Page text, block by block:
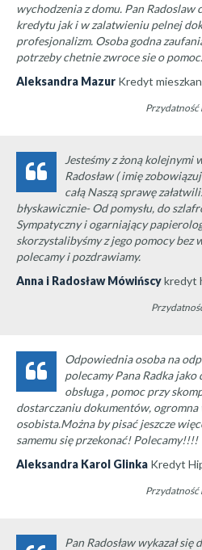
wychodzenia z domu. Pan
kredytu jak i w zalatwieniu pelnej
profesjonalizm. Osoba godna
potrzeby chetnie zwroce sie o pomoc.
Aleksandra Mazur Kredyt
Jesteśmy z żoną kolejnymi
Radosław ( imię
całą Naszą sprawę
błyskawicznie- Od pomysłu, do
Sympatyczny i ogarniający
skorzystalibyśmy z jego pomocy bez
polecamy i pozdrawiamy.
Anna i Radosław Mówińscykredyt
Odpowiednia osoba na
polecamy Pana Radka
obsługa , pomoc przy
dostarczaniu dokumentów,
osobista.Można by pisać jeszcze
samemu się przekonać! Polecamy!!!!
Aleksandra Karol Glinka Kredyt
Pan Radosław wykazał się